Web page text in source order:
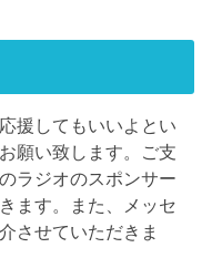
援してもいいよとい
願い致します。ご支
ラジオのスポンサー
ます。また、メッセ
させていただきま